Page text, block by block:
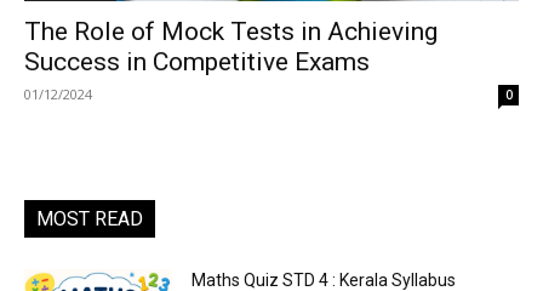
The Role of Mock Tests in Achieving
Success in Competitive Exams
01/12/2024 0
MOST READ
Maths Quiz STD 4 : Kerala Syllabus